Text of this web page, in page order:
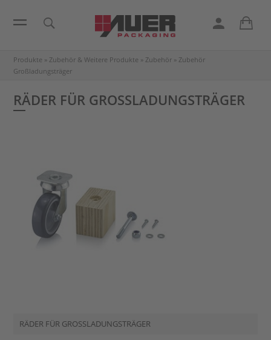
Produkte » Zubehör & Weitere Produkte » Zubehör » Zubehör
Großladungsträger
RÄDER FÜR GROSSLADUNGSTRÄGER
RÄDER FÜR GROSSLADUNGSTRÄGER